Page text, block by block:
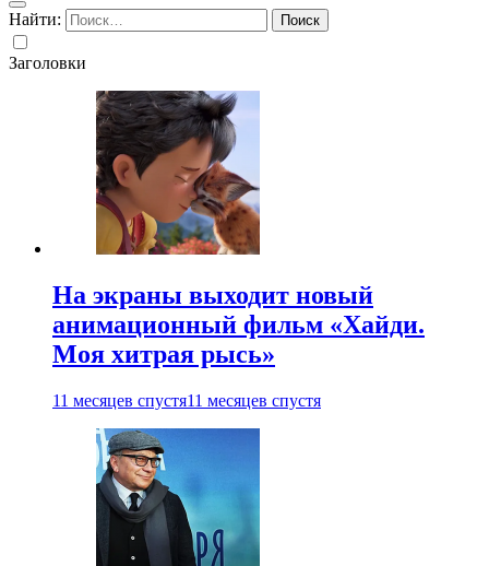
Найти:
Заголовки
На экраны выходит новый
анимационный фильм «Хайди.
Моя хитрая рысь»
11 месяцев спустя11 месяцев спустя